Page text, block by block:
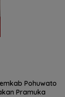
Pohuwato
Pramuka